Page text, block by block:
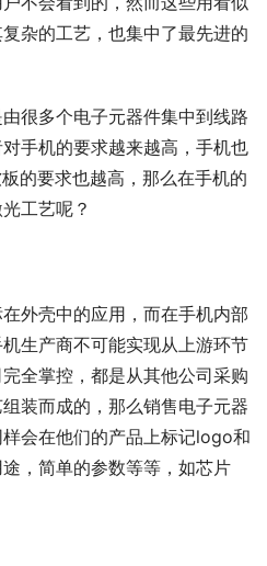
杂的工艺，也集中了最先进的
很多个电子元器件集中到线路
手机的要求越来越高，手机也
的要求也越高，那么在手机的
工艺呢？
外壳中的应用，而在手机内部
生产商不可能实现从上游环节
全掌控，都是从其他公司采购
装而成的，那么销售电子元器
会在他们的产品上标记logo和
，简单的参数等等，如芯片